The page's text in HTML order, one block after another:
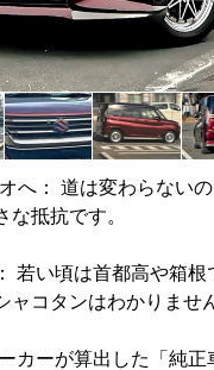
へ： 道は変わらない
な抵抗です。
若い頃は首都高や箱根
ャコタンはわかりませ
カーが算出した「純正